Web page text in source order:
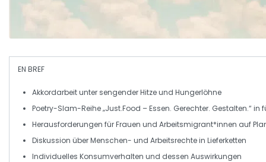
EN BREF
Akkordarbeitunter sengender Hitze und Hungerlöhne
Poetry-Slam-Reihe „Just.Food – Essen. Gerechter. Gestalten.“ in
Herausforderungen fürFrauen und Arbeitsmigrant*innen auf
Diskussion überMenschen- und Arbeitsrechtein Lieferketten
Individuelles Konsumverhalten und dessen Auswirkungen